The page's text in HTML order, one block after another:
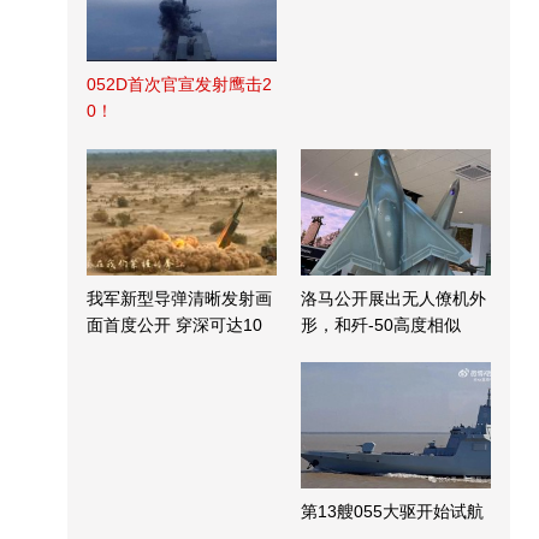
052D首次官宣发射鹰击2
0！
我军新型导弹清晰发射画
面首度公开 穿深可达10
洛马公开展出无人僚机外
形，和歼-50高度相似
第13艘055大驱开始试航